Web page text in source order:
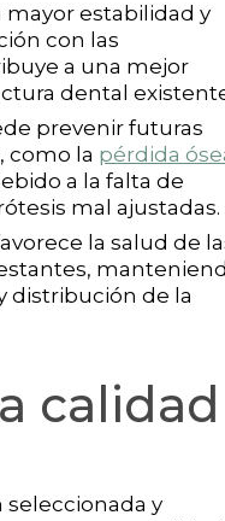
mayor estabilidad y
con las
a una mejor
dental
prevenir futuras
como la pérdida
a la falta de
mal ajustadas.
la salud de
distribución de la
calidad
y